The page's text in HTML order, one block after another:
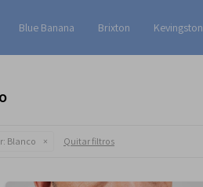
Blue Banana Brixton Kevingston
Blanco Quitar filtros